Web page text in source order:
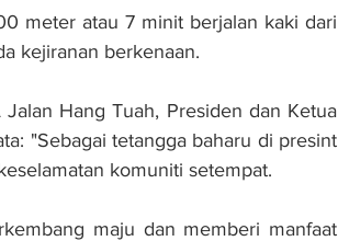
meter atau 7 minit berjalan kaki dari
kejiranan berkenaan.
Hang Tuah, Presiden dan Ketua
"Sebagai tetangga baharu di presint
komuniti setempat.
maju dan memberi manfaat